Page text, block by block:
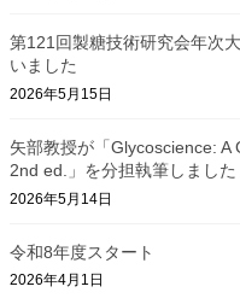
り
第121回製糖技術研究会年次
いました
2026年5月15日
矢部教授が「Glycoscience:
2nd ed.」を分担執筆しました
2026年5月14日
令和8年度スタート
2026年4月1日